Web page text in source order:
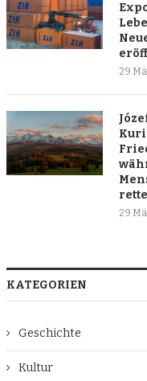
29
29
KATEGORIEN
Geschichte
Kultur